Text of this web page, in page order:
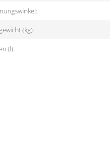
(kg):
(l):